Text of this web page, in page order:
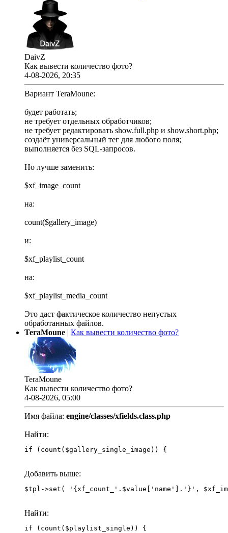
DaivZ
Как вывести количество фото?
4-08-2026, 20:35
Вариант TeraMoune:
будет работать;
не требует отдельных обработчиков;
не требует редактировать show.full.php и show.short.php;
создаёт универсальный тег для любого поля;
выполняется без SQL-запросов.
Но лучше заменить:
$xf_image_count
на:
count($gallery_image)
и:
$xf_playlist_count
на:
$xf_playlist_media_count
Это даст фактическое количество непустых
обработанных файлов.
TeraMoune | Как вывести количество фото?
TeraMoune
Как вывести количество фото?
4-08-2026, 05:00
Имя файла: engine/classes/xfields.class.php
Найти:
if (count($gallery_single_image)) {
Добавить выше:
Найти:
if (count($playlist_single)) {